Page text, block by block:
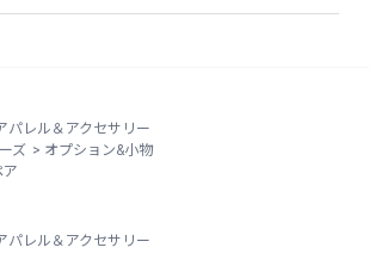
パレル＆アクセサリー
ズ > オプション&小物
ア
パレル＆アクセサリー